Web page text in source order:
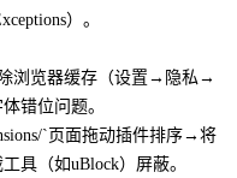
）。
浏览器缓存（设置→隐私→
错位问题。
`页面拖动插件排序→将
具（如uBlock）屏蔽。